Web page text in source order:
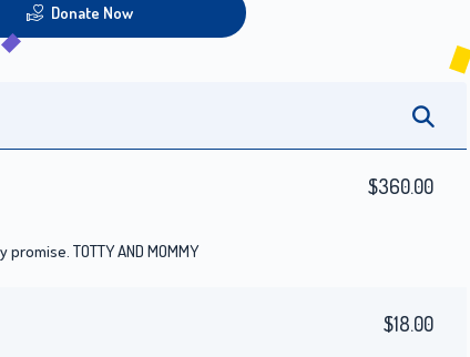
Donate Now
$360.00
TOTTY AND MOMMY
$18.00